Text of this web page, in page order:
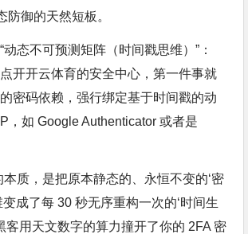
防御的天然短板。
动态不可预测矩阵（时间戳思维）”：
开开云体育的安全中心，第一件事就
密码依赖，强行绑定基于时间戳的动
，如 Google Authenticator 或者是
本质，是把原本静态的、永恒不变的‘密
变成了每 30 秒无序重构一次的‘时间生
客用天文数字的算力撞开了你的 2FA 密